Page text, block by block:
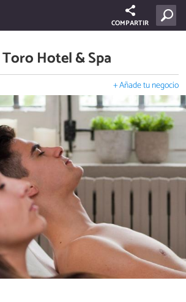
COMPARTIR
Hotel & Spa
+ Añade tu negocio